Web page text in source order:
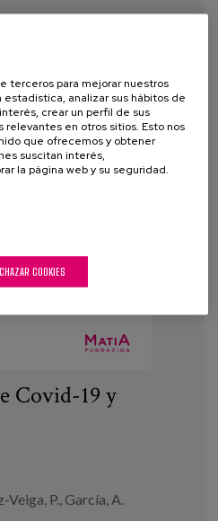
Covid-19 y
Veiga, P., García, A.
terceros para mejorar nuestros
estadística, analizar sus hábitos de
crear un perfil de sus
en otros sitios. Esto nos
que ofrecemos y obtener
suscitan interés,
la página web y su seguridad.
COOKIES